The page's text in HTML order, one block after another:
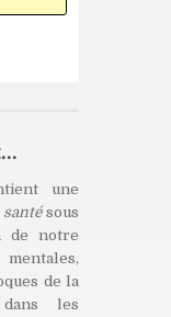
une
santésous
de notre
de la
les